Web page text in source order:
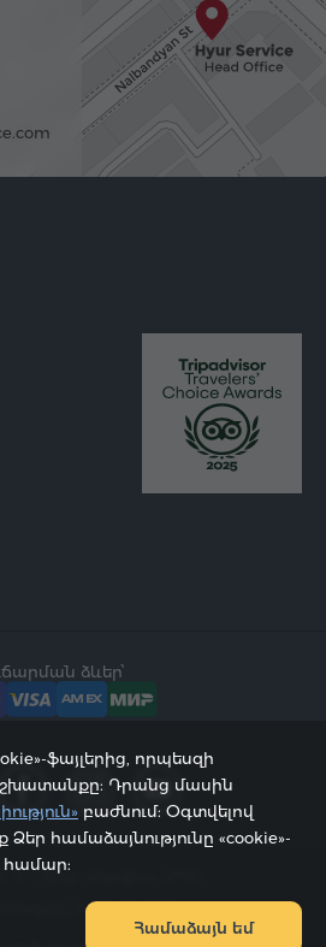
ձևեր՝
© «Հյուր Սերվիս» ՍՊԸ;
է 08.08.2026
ֆայլերից, որպեսզի
Դրանց մասին
բաժնում: Օգտվելով
Ձեր համաձայնությունը «cookie»-
համար:
Համաձայն եմ